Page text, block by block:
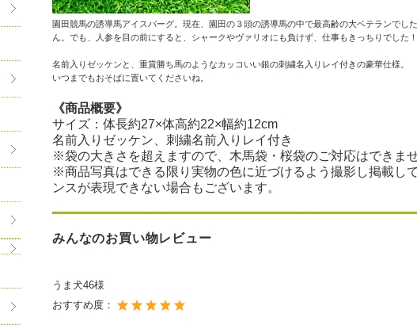
園田競馬の誘導馬アイスバーグ。現在、園田の３頭の誘導馬の中で最高齢の大ベテランで
ん。でも、人参を目の前にすると、シャークやヴァリオにも負けず、仕事もきっちりでした
名前入りゼッケンと、重賞勝ち馬のようなカッコいい銀の刺繍名入りレイ付きの豪華仕様。
いつまでもおそばに置いてくださいね。
《商品概要》
サイズ：体長約27×体高約22×幅約12cm
名前入りゼッケン、刺繍名前入りレイ付き
※袋の大きさを超えますので、木馬袋・桜袋のご対応はできませ
※商品写真はできる限り実物の色に近づけるよう撮影し掲載し
ンスが表現できない場合もございます。
みんなのお買い物レビュー
うま犬46様
おすすめ度：